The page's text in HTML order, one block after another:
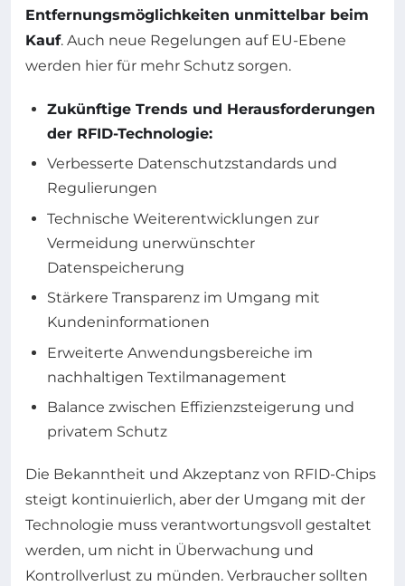
Entfernungsmöglichkeiten unmittelbar beim
Kauf. Auch neue Regelungen auf EU-Ebene
werden hier für mehr Schutz sorgen.
Zukünftige Trends und Herausforderungen
der RFID-Technologie:
Verbesserte Datenschutzstandards und
Regulierungen
Technische Weiterentwicklungen zur
Vermeidung unerwünschter
Datenspeicherung
Stärkere Transparenz im Umgang mit
Kundeninformationen
Erweiterte Anwendungsbereiche im
nachhaltigen Textilmanagement
Balance zwischen Effizienzsteigerung und
privatem Schutz
Die Bekanntheit und Akzeptanz von RFID-Chips
steigt kontinuierlich, aber der Umgang mit der
Technologie muss verantwortungsvoll gestaltet
werden, um nicht in Überwachung und
Kontrollverlust zu münden. Verbraucher sollten